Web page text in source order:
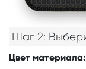
Шаг 2:
Цвет материала